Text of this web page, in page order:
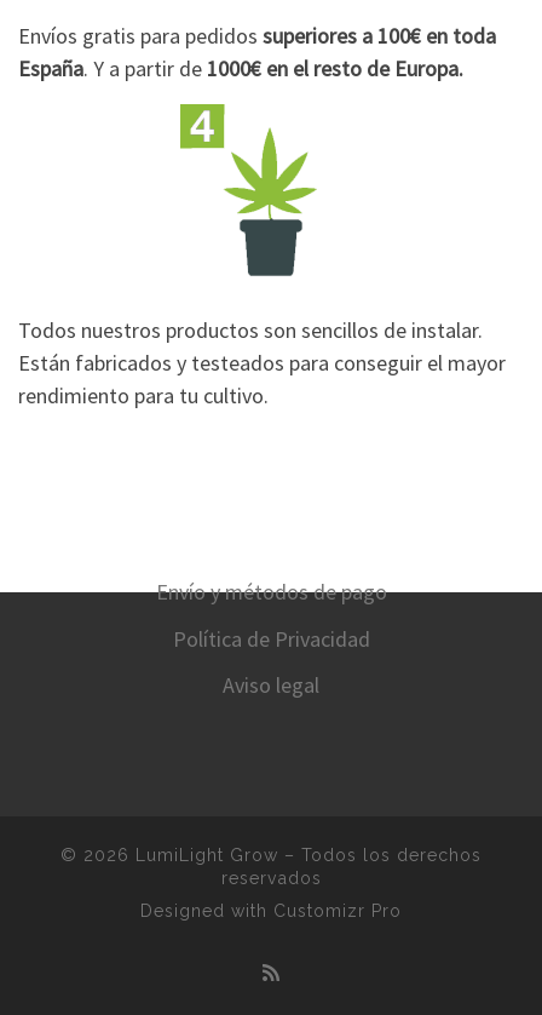
Envíos gratis para pedidos superiores a 100€ en toda
España. Y a partir de 1000€ en el resto de Europa.
Todos nuestros productos son sencillos de instalar.
Están fabricados y testeados para conseguir el mayor
rendimiento para tu cultivo.
Envío y métodos de pago
Política de Privacidad
Aviso legal
© 2026 LumiLight Grow – Todos los derechos
reservados
Designed with Customizr Pro